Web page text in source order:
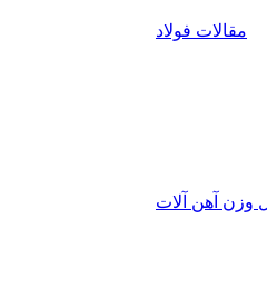
مقالات فولاد
وزن آهن آلات